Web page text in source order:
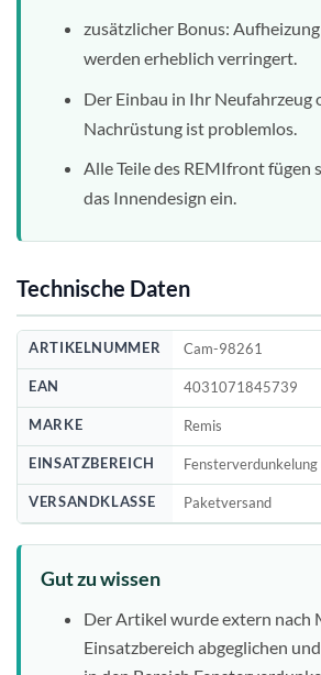
zusätzlicher Bonus:
werden erheblich verringert.
Der Einbau in Ihr Neufahrzeug
Nachrüstung ist problemlos.
Alle Teile des REMIfront fügen
das Innendesign ein.
Technische Daten
ARTIKELNUMMER Cam-98261
EAN 4031071845739
MARKE Remis
EINSATZBEREICH
VERSANDKLASSE Paketversand
Gut zu wissen
Der Artikel wurde extern nach
Einsatzbereich abgeglichen